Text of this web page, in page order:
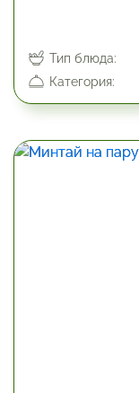
Тип блюда:
Категория: